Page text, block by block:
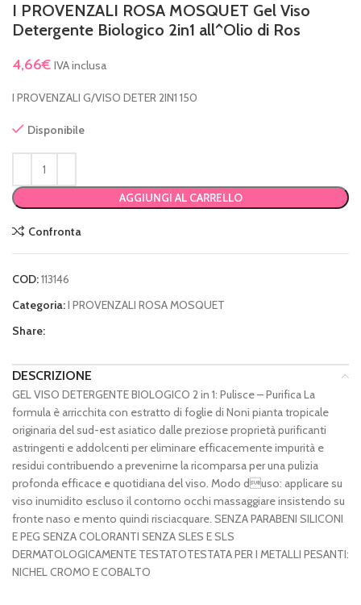
I PROVENZALI ROSA MOSQUET Gel Viso
Detergente Biologico 2in1 all^Olio di Ros
4,66€ IVA inclusa
I PROVENZALI G/VISO DETER 2IN1 150
Disponibile
AGGIUNGI AL CARRELLO
Confronta
COD:113146
Categoria:I PROVENZALI ROSA MOSQUET
Share:
DESCRIZIONE
GEL VISO DETERGENTE BIOLOGICO 2 in 1: Pulisce – Purifica La
formula è arricchita con estratto di foglie di Noni pianta tropicale
originaria del sud-est asiatico dalle preziose proprietà purificanti
astringenti e addolcenti per eliminare efficacemente impurità e
residui contribuendo a prevenirne la ricomparsa per una pulizia
profonda efficace e quotidiana del viso. Modo duso: applicare su
viso inumidito escluso il contorno occhi massaggiare insistendo su
fronte naso e mento quindi risciacquare. SENZA PARABENI SILICONI
E PEG SENZA COLORANTI SENZA SLES E SLS
DERMATOLOGICAMENTE TESTATOTESTATA PER I METALLI PESANTI:
NICHEL CROMO E COBALTO